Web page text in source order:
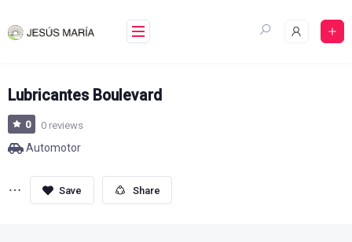
to
Lubricantes Boulevard
0 0 reviews
Automotor
Share